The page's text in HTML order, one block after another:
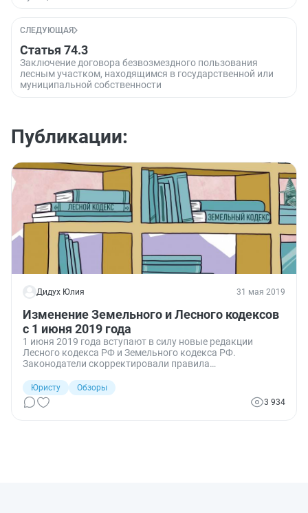
СЛЕДУЮЩАЯ
Статья 74.3
Заключение договора безвозмездного пользования
лесным участком, находящимся в государственной или
муниципальной собственности
Публикации:
Дидух Юлия 31 мая 2019
Изменение Земельного и Лесного кодексов
с 1 июня 2019 года
1 июня 2019 года вступают в силу новые редакции
Лесного кодекса РФ и Земельного кодекса РФ.
Законодатели скорректировали правила
пользование гражданам и организациям.
Юристу
Обзоры
3 934